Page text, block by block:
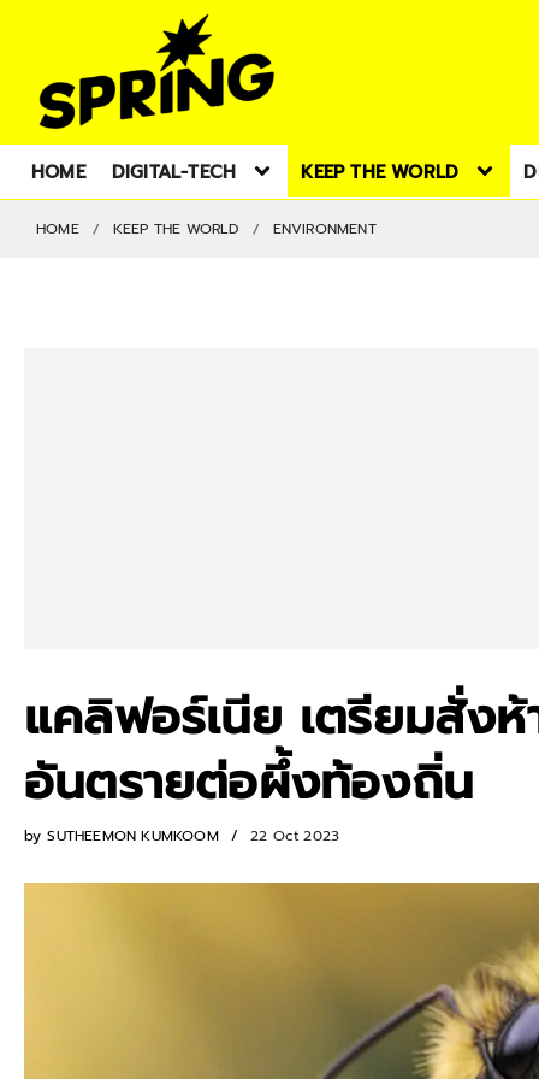
HOME DIGITAL-TECH KEEP THE WORLD
HOME KEEP THE WORLD ENVIRONMENT
แคลิฟอร์เนีย เตรียมสั่ง
อันตรายต่อผึ้งท้องถิ่น
by SUTHEEMON KUMKOOM 22 Oct 2023